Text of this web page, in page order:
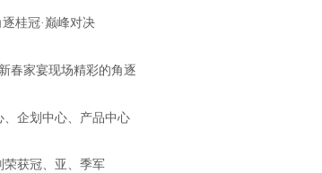
冠·巅峰对决
家宴现场精彩的角逐
划中心、产品中心
冠、亚、季军